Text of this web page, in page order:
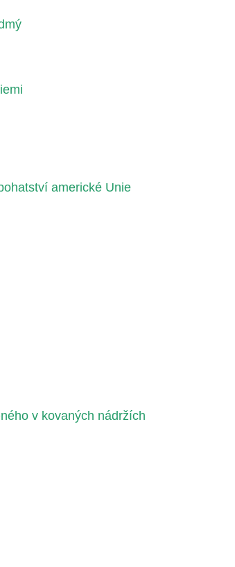
americké Unie
v kovaných nádržích